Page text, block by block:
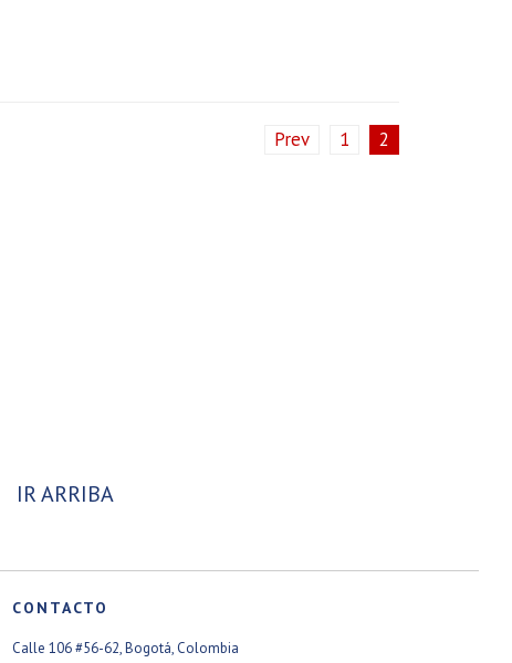
Prev 1 2
IR ARRIBA
CONTACTO
Calle 106 #56-62, Bogotá, Colombia